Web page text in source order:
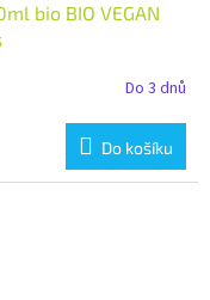
bio BIO VEGAN
Do 3 dnů
Do košíku